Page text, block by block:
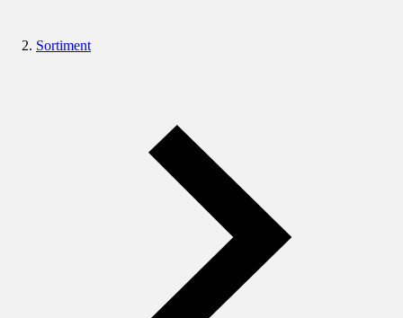
Sortiment